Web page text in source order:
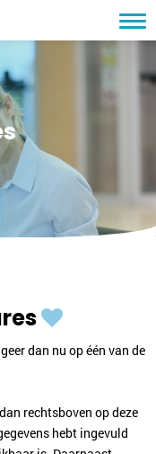
dan nu op één van de
rechtsboven op deze
hebt ingevuld